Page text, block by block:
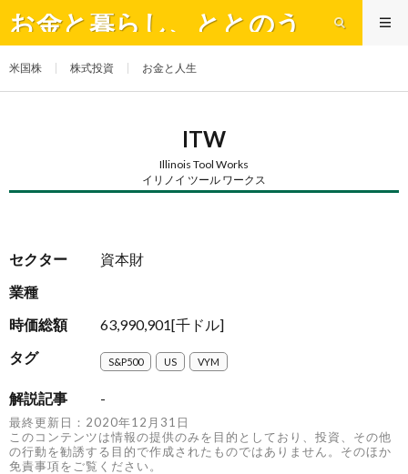
お金と暮らし、ととのう
米国株 株式投資 お金と人生
ITW
Illinois Tool Works
イリノイ ツール ワークス
セクター
資本財
業種
時価総額
63,990,901[千ドル]
タグ
S&P500 US VYM
解説記事 -
最終更新日：2020年12月31日
このコンテンツは情報の提供のみを目的としており、投資、その他
の行動を勧誘する目的で作成されたものではありません。そのほか
免責事項をご覧ください。